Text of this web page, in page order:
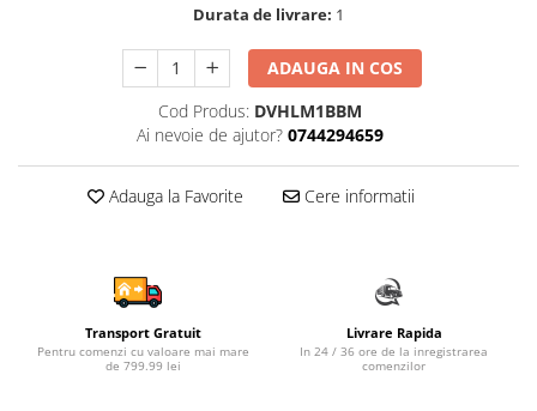
Cadite bebe si accesorii baie
Creme si lotiuni de corp copii
Olite si reductoare WC
Sapun & Gel de dus copii
Set Ingrijire Bebelusi
Arme de jucarie
Ateliere si bancuri de lucru
Durata de livrare: 1
ADAUGA IN COS
Cod Produs: DVHLM1BBM
Ai nevoie de ajutor? 0744294659
Adauga la Favorite Cere informatii
Transport Gratuit
Pentru comenzi cu valoare mai mare
de 799.99 lei
Livrare Rapida
In 24 / 36 ore de la inregistrarea
comenzilor